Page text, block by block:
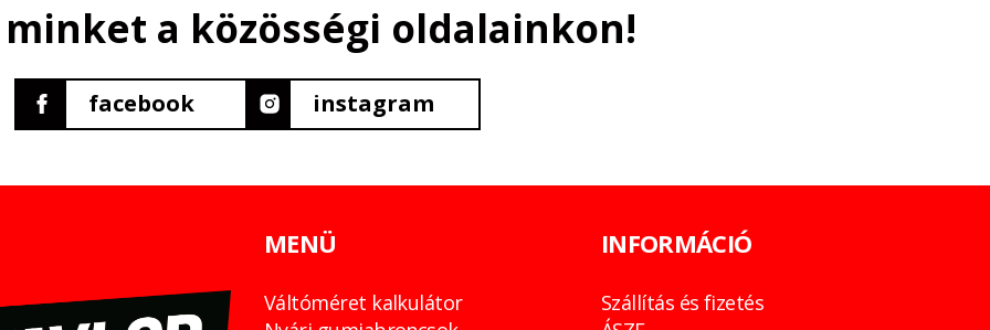
minket a közösségi oldalainkon!
facebook instagram
MENÜ
Váltóméret kalkulátor
INFORMÁCIÓ
Szállítás és fizetés